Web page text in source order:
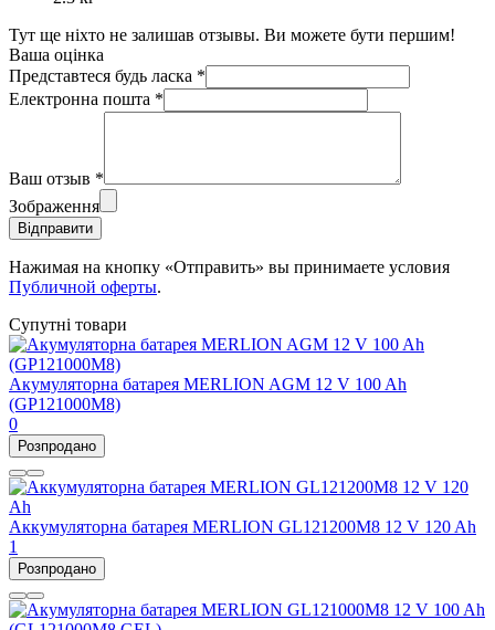
Тут ще ніхто не залишав отзывы. Ви можете бути першим!
Ваша оцінка
Представтеся будь ласка *
Електронна пошта *
Ваш отзыв *
Зображення
Відправити
Нажимая на кнопку «Отправить» вы принимаете условия
Публичной оферты.
Супутні товари
Акумуляторна батарея MERLION AGM 12 V 100 Ah
(GP121000M8)
0
Розпродано
Аккумуляторна батарея MERLION GL121200M8 12 V 120 Ah
1
Розпродано